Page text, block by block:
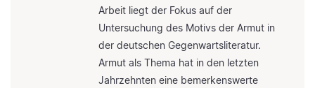
Arbeit liegt der Fokus auf der
Untersuchung des Motivs der Armut in
der deutschen Gegenwartsliteratur.
Armut als Thema hat in den letzten
Jahrzehnten eine bemerkenswerte